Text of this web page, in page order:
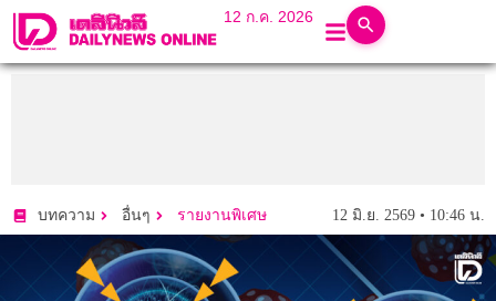
12 ก.ค. 2026
บทความ อื่นๆ รายงานพิเศษ 12 มิ.ย. 2569 • 10:46 น.